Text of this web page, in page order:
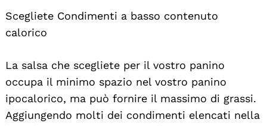
Scegliete Condimenti a basso contenuto
calorico
La salsa che scegliete per il vostro panino
occupa il minimo spazio nel vostro panino
ipocalorico, ma può fornire il massimo di grassi.
Aggiungendo molti dei condimenti elencati nella